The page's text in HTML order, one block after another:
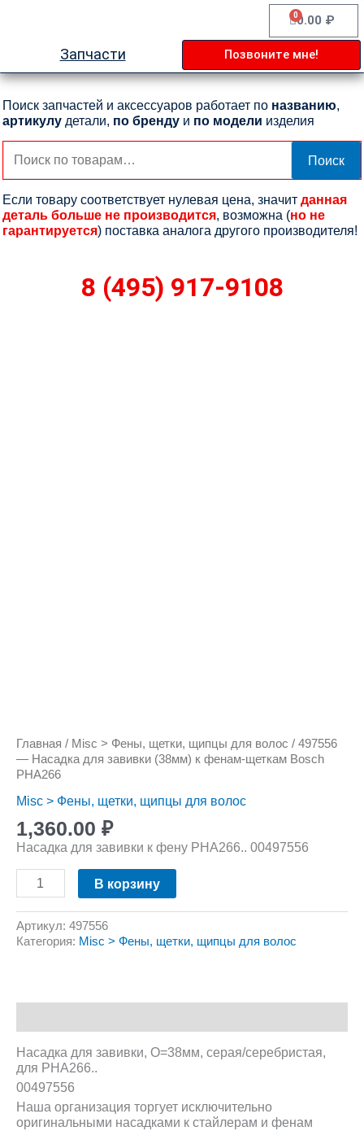
0.00 ₽
0
Cart
Запчасти Позвоните мне!
Поиск запчастей и аксессуаров работает по названию,
артикулу детали, по бренду и по модели изделия
Искать:
Поиск
Если товару соответствует нулевая цена, значит данная
деталь больше не производится, возможна (но не
гарантируется) поставка аналога другого производителя!
8 (495) 917-9108
Главная / Misc > Фены, щетки, щипцы для волос / 497556
— Насадка для завивки (38мм) к фенам-щеткам Bosch
PHA266
Misc > Фены, щетки, щипцы для волос
1,360.00 ₽
Насадка для завивки к фену PHA266.. 00497556
В корзину
Артикул: 497556
Категория: Misc > Фены, щетки, щипцы для волос
Насадка для завивки, O=38мм, серая/серебристая,
для PHA266..
00497556
Наша организация торгует исключительно
оригинальными насадками к стайлерам и фенам